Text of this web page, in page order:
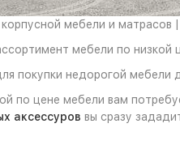
мебели и матрасов
мебели по
покупки недорогой мебели
по цене мебели вам
аксессуров вы сразу